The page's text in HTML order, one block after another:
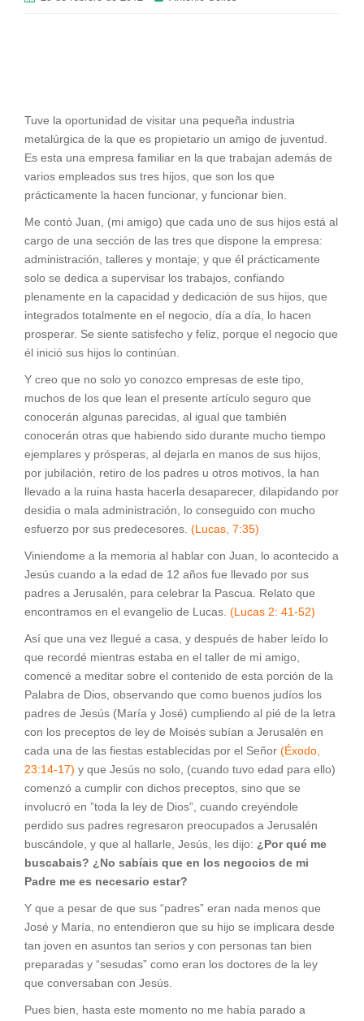
Tuve la oportunidad de visitar una pequeña industria
metalúrgica de la que es propietario un amigo de juventud.
Es esta una empresa familiar en la que trabajan además de
varios empleados sus tres hijos, que son los que
prácticamente la hacen funcionar, y funcionar bien.
Me contó Juan, (mi amigo) que cada uno de sus hijos está al
cargo de una sección de las tres que dispone la empresa:
administración, talleres y montaje; y que él prácticamente
solo se dedica a supervisar los trabajos, confiando
plenamente en la capacidad y dedicación de sus hijos, que
integrados totalmente en el negocio, día a día, lo hacen
prosperar. Se siente satisfecho y feliz, porque el negocio que
él inició sus hijos lo continúan.
Y creo que no solo yo conozco empresas de este tipo,
muchos de los que lean el presente artículo seguro que
conocerán algunas parecidas, al igual que también
conocerán otras que habiendo sido durante mucho tiempo
ejemplares y prósperas, al dejarla en manos de sus hijos,
por jubilación, retiro de los padres u otros motivos, la han
llevado a la ruina hasta hacerla desaparecer, dilapidando por
desidia o mala administración, lo conseguido con mucho
esfuerzo por sus predecesores. (Lucas, 7:35)
Viniendome a la memoria al hablar con Juan, lo acontecido a
Jesús cuando a la edad de 12 años fue llevado por sus
padres a Jerusalén, para celebrar la Pascua. Relato que
encontramos en el evangelio de Lucas. (Lucas 2: 41-52)
Así que una vez llegué a casa, y después de haber leído lo
que recordé mientras estaba en el taller de mi amigo,
comencé a meditar sobre el contenido de esta porción de la
Palabra de Dios, observando que como buenos judíos los
padres de Jesús (María y José) cumpliendo al pié de la letra
con los preceptos de ley de Moisés subían a Jerusalén en
cada una de las fiestas establecidas por el Señor (Éxodo,
23:14-17) y que Jesús no solo, (cuando tuvo edad para ello)
comenzó a cumplir con dichos preceptos, sino que se
involucró en ”toda la ley de Dios”, cuando creyéndole
perdido sus padres regresaron preocupados a Jerusalén
buscándole, y que al hallarle, Jesús, les dijo: ¿Por qué me
buscabais? ¿No sabíais que en los negocios de mi
Padre me es necesario estar?
Y que a pesar de que sus “padres” eran nada menos que
José y María, no entendieron que su hijo se implicara desde
tan joven en asuntos tan serios y con personas tan bien
preparadas y “sesudas” como eran los doctores de la ley
que conversaban con Jesús.
Pues bien, hasta este momento no me había parado a